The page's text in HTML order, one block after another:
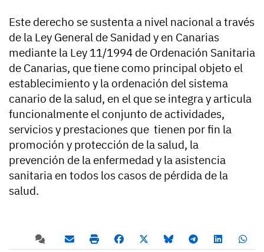
Este derecho se sustenta a nivel nacional a través
de la Ley General de Sanidad y en Canarias
mediante la Ley 11/1994 de Ordenación Sanitaria
de Canarias, que tiene como principal objeto el
establecimiento y la ordenación del sistema
canario de la salud, en el que se integra y articula
funcionalmente el conjunto de actividades,
servicios y prestaciones que tienen por fin la
promoción y protección de la salud, la
prevención de la enfermedad y la asistencia
sanitaria en todos los casos de pérdida de la
salud.